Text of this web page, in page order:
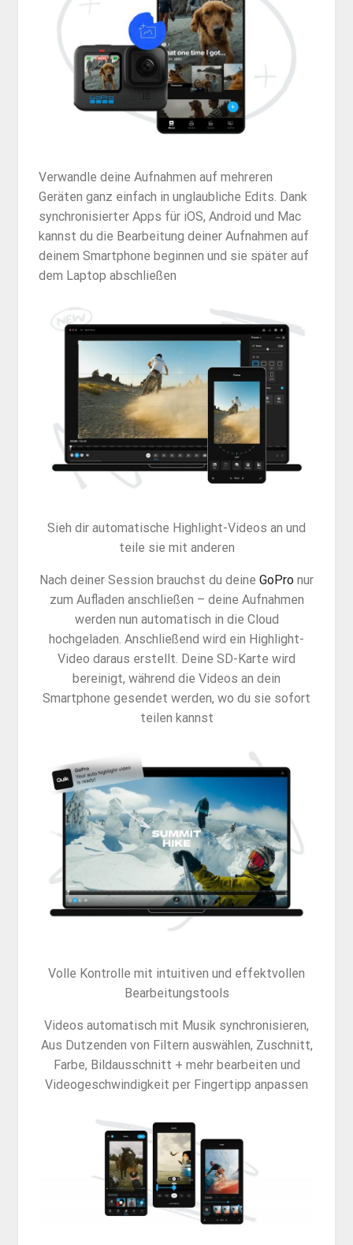
Verwandle deine Aufnahmen auf mehreren
Geräten ganz einfach in unglaubliche Edits. Dank
synchronisierter Apps für iOS, Android und Mac
kannst du die Bearbeitung deiner Aufnahmen auf
deinem Smartphone beginnen und sie später auf
dem Laptop abschließen
Sieh dir automatische Highlight-Videos an und
teile sie mit anderen
Nach deiner Session brauchst du deine GoPro nur
zum Aufladen anschließen – deine Aufnahmen
werden nun automatisch in die Cloud
hochgeladen. Anschließend wird ein Highlight-
Video daraus erstellt. Deine SD-Karte wird
bereinigt, während die Videos an dein
Smartphone gesendet werden, wo du sie sofort
teilen kannst
Volle Kontrolle mit intuitiven und effektvollen
Bearbeitungstools
Videos automatisch mit Musik synchronisieren,
Aus Dutzenden von Filtern auswählen, Zuschnitt,
Farbe, Bildausschnitt + mehr bearbeiten und
Videogeschwindigkeit per Fingertipp anpassen